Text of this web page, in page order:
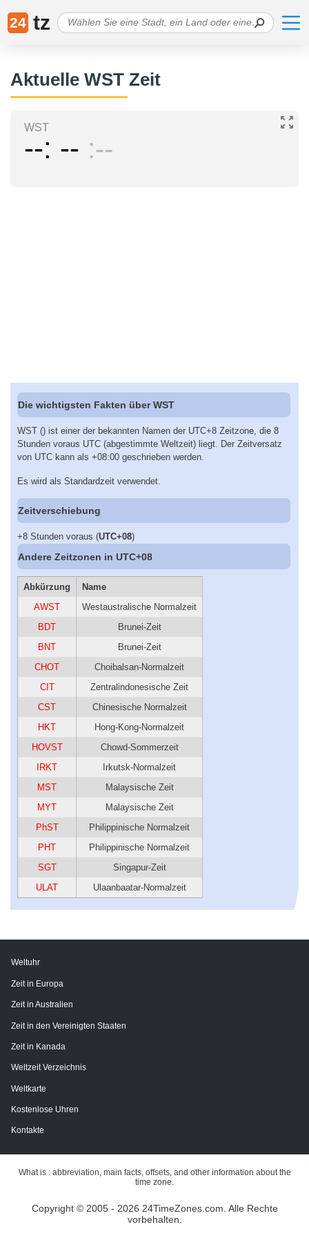
24 tz
Aktuelle WST Zeit
WST
-- -- --
Die wichtigsten Fakten über WST
WST () ist einer der bekannten Namen der UTC+8 Zeitzone, die 8
Stunden voraus UTC (abgestimmte Weltzeit) liegt. Der Zeitversatz
von UTC kann als +08:00 geschrieben werden.
Es wird als Standardzeit verwendet.
Zeitverschiebung
+8 Stunden voraus (UTC+08)
Andere Zeitzonen in UTC+08
Abkürzung
Name
AWST
Westaustralische Normalzeit
BDT
Brunei-Zeit
BNT
Brunei-Zeit
CHOT
Choibalsan-Normalzeit
CIT
Zentralindonesische Zeit
CST
Chinesische Normalzeit
HKT
Hong-Kong-Normalzeit
HOVST
Chowd-Sommerzeit
IRKT
Irkutsk-Normalzeit
MST
Malaysische Zeit
MYT
Malaysische Zeit
PhST
Philippinische Normalzeit
PHT
Philippinische Normalzeit
SGT
Singapur-Zeit
ULAT
Ulaanbaatar-Normalzeit
Weltuhr
Zeit in Europa
Zeit in Australien
Zeit in den Vereinigten Staaten
Zeit in Kanada
Weltzeit Verzeichnis
Weltkarte
Kostenlose Uhren
Kontakte
What is : abbreviation, main facts, offsets, and other information about the
time zone.
Copyright © 2005 - 2026 24TimeZones.com. Alle Rechte
vorbehalten.